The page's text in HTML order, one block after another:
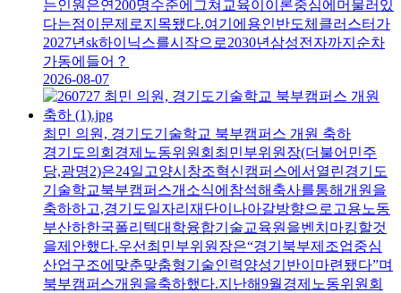
는인원은연200명수준에그쳐교육이이론중심에머물러있
다는점이문제로지목됐다.여기에용인반도체클러스터가
2027년sk하이닉스를시작으로2030년삼성전자까지순차
가동에들어？
2026-08-07
최민 의원, 경기도기술학교 북부캠퍼스 개원 축하
경기도의회경제노동위원회최민부위원장(더불어민주
당,광명2)은24일고양시창조혁신캠퍼스에서열린경기도
기술학교북부캠퍼스개소식에참석해축사를통해개원을
축하하고,경기도일자리재단이나아갈방향으로고용노동
부산하한국폴리텍대학융합기술교육원을벤치마킹할것
을제안했다.우선최민부위원장은“경기북부제조업중심
산업구조에맞춘맞춤형기술인력양성기반이마련됐다”며
북부캠퍼스개원을축하했다.지난해9월경제노동위원회